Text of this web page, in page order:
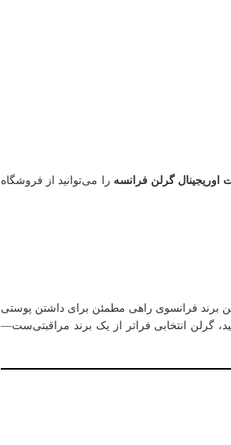
گرلن فرانسه را می‌توانید از فروشگاه
برند فرانسوی راهی مطمئن برای داشتن پوستی
گرلن انتخابی فراتر از یک برند مراقبتی‌ست—